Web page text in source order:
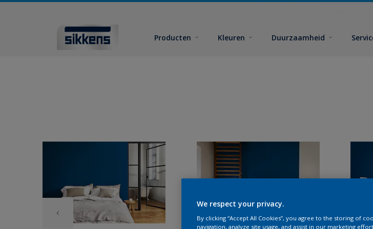
Producten Kleuren Duurzaamheid
We respect your privacy.
By clicking “Accept All Cookies”, you agree to the storing of
navigation, analyze site usage, and assist in our marketing